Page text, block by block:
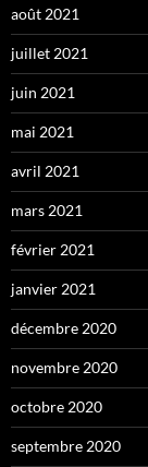
août 2021
juillet 2021
juin 2021
mai 2021
avril 2021
mars 2021
février 2021
janvier 2021
décembre 2020
novembre 2020
octobre 2020
septembre 2020